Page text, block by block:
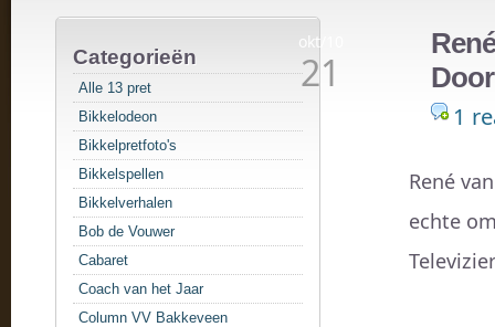
Categorieën
Alle 13 pret
Bikkelodeon
Bikkelpretfoto's
Bikkelspellen
Bikkelverhalen
Bob de Vouwer
Cabaret
Coach van het Jaar
Column VV Bakkeveen
okt/10
21
1
René
echte